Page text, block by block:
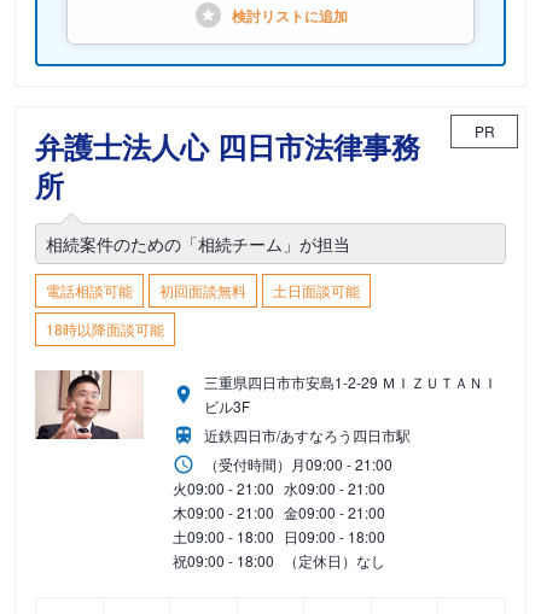
検討リストに追加
弁護士法人心 四日市法律事務
所
PR
相続案件のための「相続チーム」が担当
電話相談可能 初回面談無料
土日面談可能
18時以降面談可能
三重県四日市市安島1-2-29 ＭＩＺＵＴＡＮＩ
ビル3F
近鉄四日市/あすなろう四日市駅
（受付時間） 月09:00 - 21:00
火09:00 - 21:00 水09:00 - 21:00
木09:00 - 21:00 金09:00 - 21:00
土09:00 - 18:00 日09:00 - 18:00
祝09:00 - 18:00 （定休日）なし